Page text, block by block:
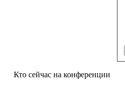
Кто сейчас на конференции